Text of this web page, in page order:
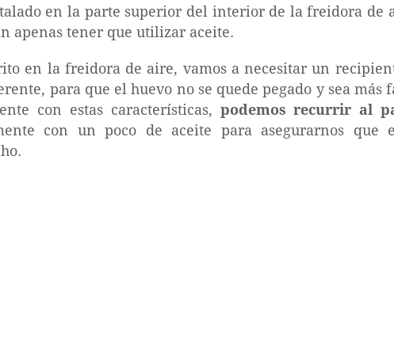
en la parte superior del interior de la freidora de
apenas tener que utilizar aceite.
en la freidora de aire, vamos a necesitar un
para que el huevo no se quede pegado y sea más
con estas características, podemos recurrir al
con un poco de aceite para asegurarnos que